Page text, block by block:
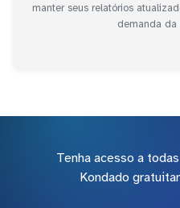
manter seus relatórios
demanda da
Tenha acesso a
Kondado